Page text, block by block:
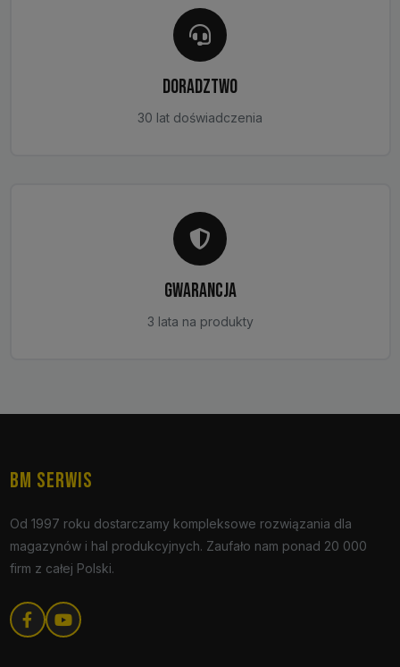
DORADZTWO
30 lat doświadczenia
GWARANCJA
3 lata na produkty
BM SERWIS
Od 1997 roku dostarczamy kompleksowe rozwiązania dla
magazynów i hal produkcyjnych. Zaufało nam ponad 20 000
firm z całej Polski.